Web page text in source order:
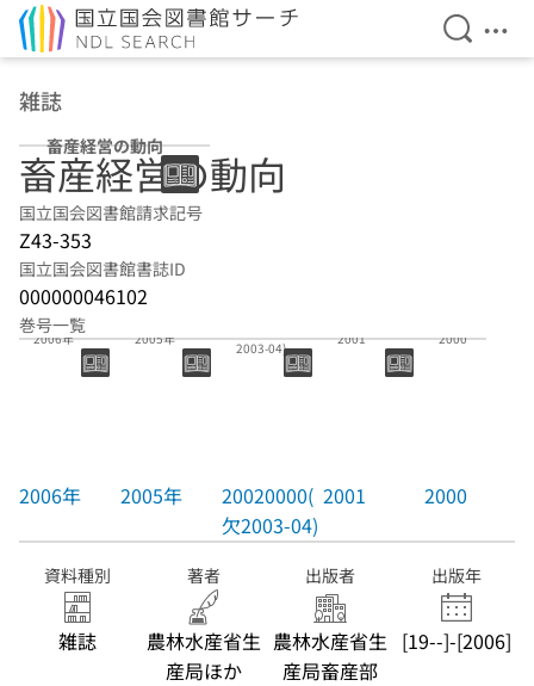
検索を
メ
雑誌
畜産経営の動向
畜産経営の動向
国立国会図書館請求記号
Z43-353
国立国会図書館書誌ID
000000046102
巻号一覧
2006年
2006年
2005年
2005年
2003-04)
20020000(
欠2003-04)
2001
2001
2000
2000
資料種別
雑誌
著者
農林水産省生
産局ほか
出版者
農林水産省生
産局畜産部
出版年
[19--]-[2006]